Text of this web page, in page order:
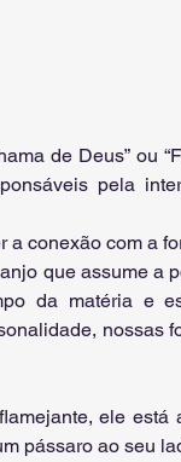
de Deus” ou
pela
conexão com a
que assume a
da matéria e
ele
pássaro ao seu